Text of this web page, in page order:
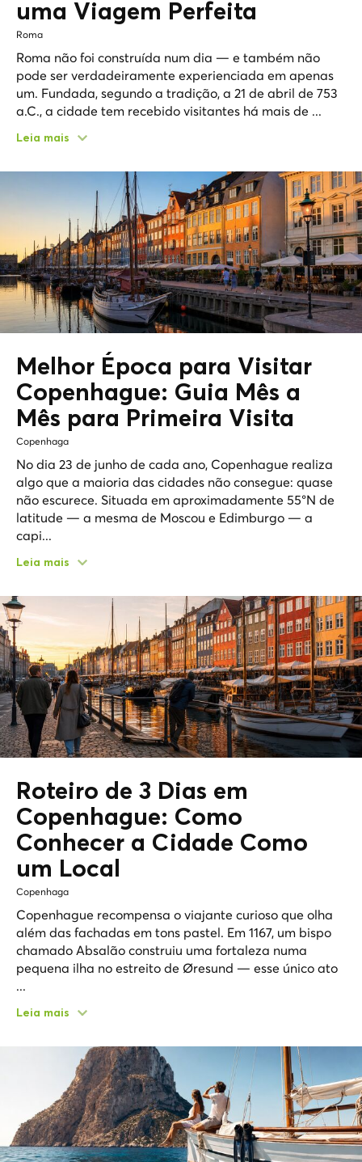
uma Viagem Perfeita
Roma
Roma não foi construída num dia — e também não
pode ser verdadeiramente experienciada em apenas
um. Fundada, segundo a tradição, a 21 de abril de 753
a.C., a cidade tem recebido visitantes há mais de ...
Leia mais
Melhor Época para Visitar
Copenhague: Guia Mês a
Mês para Primeira Visita
Copenhaga
No dia 23 de junho de cada ano, Copenhague realiza
algo que a maioria das cidades não consegue: quase
não escurece. Situada em aproximadamente 55°N de
latitude — a mesma de Moscou e Edimburgo — a
capi...
Leia mais
Roteiro de 3 Dias em
Copenhague: Como
Conhecer a Cidade Como
um Local
Copenhaga
Copenhague recompensa o viajante curioso que olha
além das fachadas em tons pastel. Em 1167, um bispo
chamado Absalão construiu uma fortaleza numa
pequena ilha no estreito de Øresund — esse único ato
...
Leia mais